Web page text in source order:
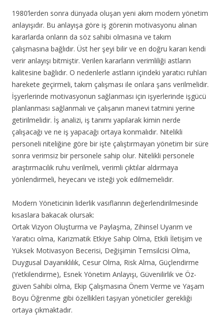
1980’lerden sonra dünyada oluşan yeni akım modern yönetim
anlayışıdır. Bu anlayışa göre iş görenin motivasyonu alınan
kararlarda onların da söz sahibi olmasına ve takım
çalışmasına bağlıdır. Üst her şeyi bilir ve en doğru kararı kendi
verir anlayışı bitmiştir. Verilen kararların verimliliği astların
kalitesine bağlıdır. O nedenlerle astların içindeki yaratıcı ruhları
harekete geçirmeli, takım çalışması ile onlara şans verilmelidir.
İşyerlerinde motivasyonun sağlanması için işyerlerinde işgücü
planlanması sağlanmalı ve çalışanın manevi tatmini yerine
getirilmelidir. İş analizi, iş tanımı yapılarak kimin nerde
çalışacağı ve ne iş yapacağı ortaya konmalıdır. Nitelikli
personeli niteliğine göre bir işte çalıştırmayan yönetim bir süre
sonra verimsiz bir personele sahip olur. Nitelikli personele
araştırmacılık ruhu verilmeli, verimli çıktılar aldırmaya
yönlendirmeli, heyecanı ve isteği yok edilmemelidir.
Modern Yöneticinin liderlik vasıflarının değerlendirilmesinde
kısaslara bakacak olursak:
Ortak Vizyon Oluşturma ve Paylaşma, Zihinsel Uyarım ve
Yaratıcı olma, Karizmatik Etkiye Sahip Olma, Etkili İletişim ve
Yüksek Motivasyon Becerisi, Değişimin Temsilcisi Olma,
Duygusal Dayanıklılık, Cesur Olma, Risk Alma, Güçlendirme
(Yetkilendirme), Esnek Yönetim Anlayışı, Güvenilirlik ve Öz-
güven Sahibi olma, Ekip Çalışmasına Önem Verme ve Yaşam
Boyu Öğrenme gibi özellikleri taşıyan yöneticiler gerekliği
ortaya çıkmaktadır.